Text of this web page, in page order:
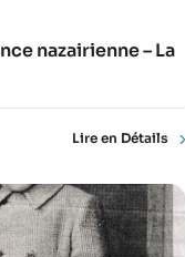
nazairienne – La
Lire en Détails